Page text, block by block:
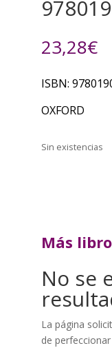
23,28€
ISBN:
OXFORD
Sin existencias
Más
No se
La página
de